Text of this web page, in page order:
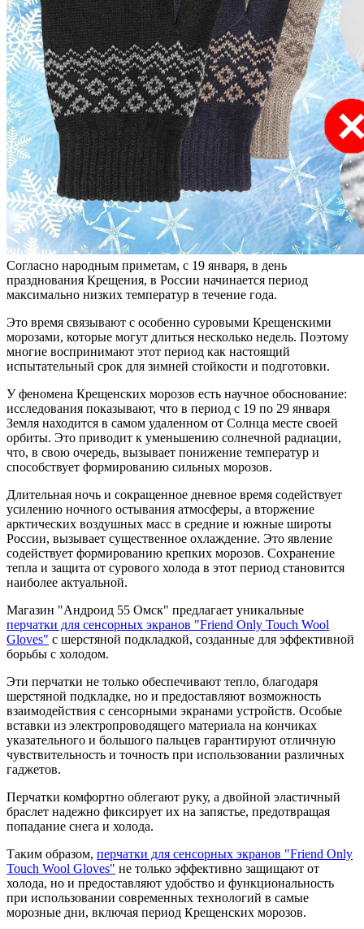
Согласно народным приметам, с 19 января, в день
празднования Крещения, в России начинается период
максимально низких температур в течение года.
Это время связывают с особенно суровыми Крещенскими
морозами, которые могут длиться несколько недель. Поэтому
многие воспринимают этот период как настоящий
испытательный срок для зимней стойкости и подготовки.
У феномена Крещенских морозов есть научное обоснование:
исследования показывают, что в период с 19 по 29 января
Земля находится в самом удаленном от Солнца месте своей
орбиты. Это приводит к уменьшению солнечной радиации,
что, в свою очередь, вызывает понижение температур и
способствует формированию сильных морозов.
Длительная ночь и сокращенное дневное время содействует
усилению ночного остывания атмосферы, а вторжение
арктических воздушных масс в средние и южные широты
России, вызывает существенное охлаждение. Это явление
содействует формированию крепких морозов. Сохранение
тепла и защита от сурового холода в этот период становится
наиболее актуальной.
Магазин "Андроид 55 Омск" предлагает уникальные
перчатки для сенсорных экранов "Friend Only Touch Wool
Gloves" с шерстяной подкладкой, созданные для эффективной
борьбы с холодом.
Эти перчатки не только обеспечивают тепло, благодаря
шерстяной подкладке, но и предоставляют возможность
взаимодействия с сенсорными экранами устройств. Особые
вставки из электропроводящего материала на кончиках
указательного и большого пальцев гарантируют отличную
чувствительность и точность при использовании различных
гаджетов.
Перчатки комфортно облегают руку, а двойной эластичный
браслет надежно фиксирует их на запястье, предотвращая
попадание снега и холода.
Таким образом, перчатки для сенсорных экранов "Friend Only
Touch Wool Gloves" не только эффективно защищают от
холода, но и предоставляют удобство и функциональность
при использовании современных технологий в самые
морозные дни, включая период Крещенских морозов.